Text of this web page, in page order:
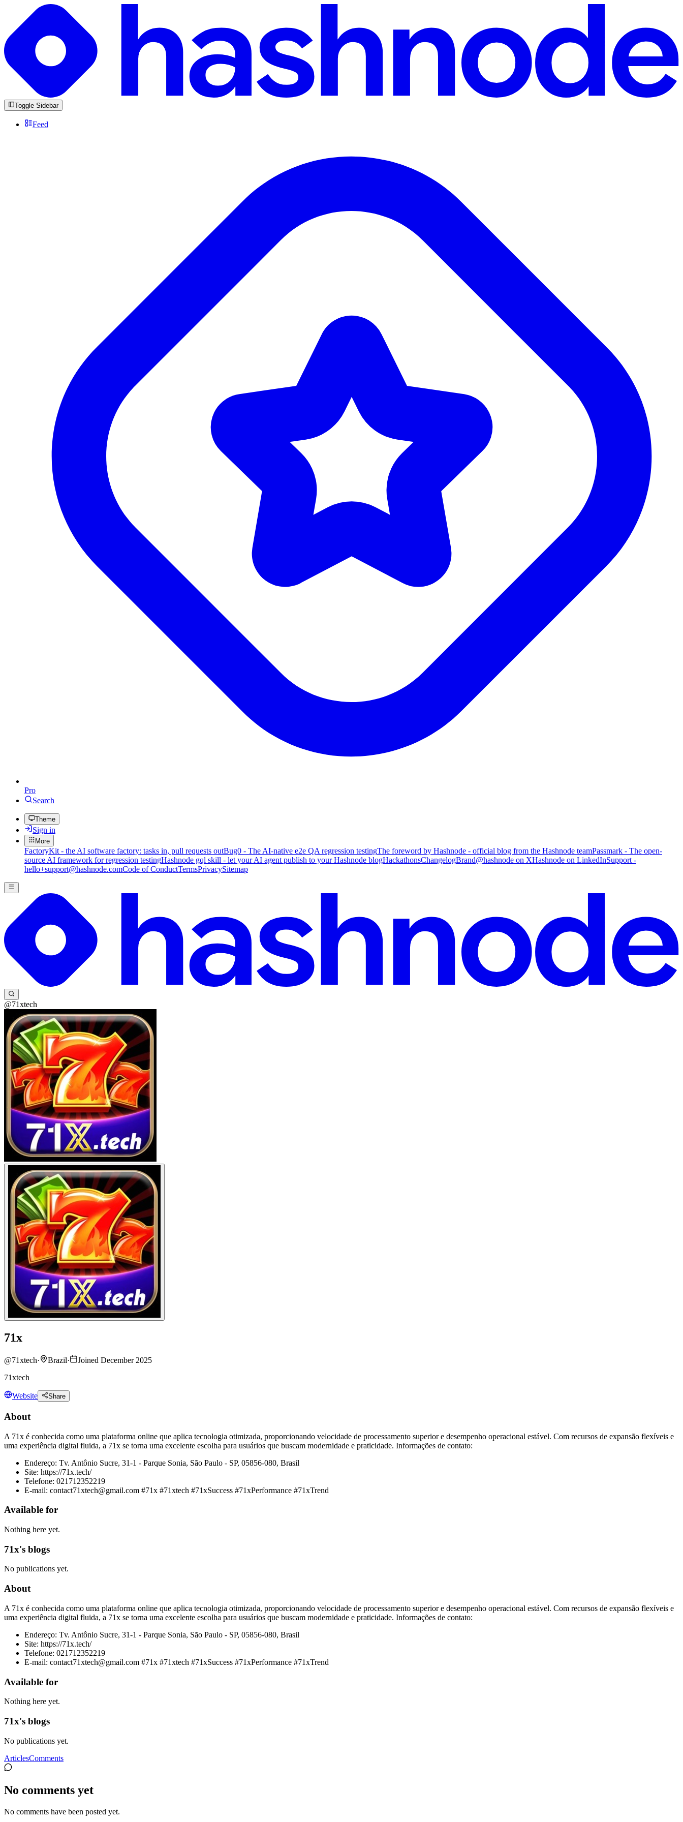
Toggle Sidebar
Feed
Pro
Search
Theme
Sign in
More
FactoryKit - the AI software factory: tasks in, pull requests outBug0 - The AI-native e2e QA regression testingThe foreword by Hashnode - official blog from the Hashnode teamPassmark - The open-
source AI framework for regression testingHashnode gql skill - let your AI agent publish to your Hashnode blogHackathonsChangelogBrand@hashnode on XHashnode on LinkedInSupport -
hello+support@hashnode.comCode of ConductTermsPrivacySitemap
@71xtech
71x
@71xtech· Brazil·
Joined December 2025
71xtech
Website Share
About
A 71x é conhecida como uma plataforma online que aplica tecnologia otimizada, proporcionando velocidade de processamento superior e desempenho operacional estável. Com recursos de expansão flexíveis e
uma experiência digital fluida, a 71x se torna uma excelente escolha para usuários que buscam modernidade e praticidade. Informações de contato:
Endereço: Tv. Antônio Sucre, 31-1 - Parque Sonia, São Paulo - SP, 05856-080, Brasil
Site: https://71x.tech/
Telefone: 021712352219
E-mail: contact71xtech@gmail.com #71x #71xtech #71xSuccess #71xPerformance #71xTrend
Available for
Nothing here yet.
71x's blogs
No publications yet.
About
A 71x é conhecida como uma plataforma online que aplica tecnologia otimizada, proporcionando velocidade de processamento superior e desempenho operacional estável. Com recursos de expansão flexíveis e
uma experiência digital fluida, a 71x se torna uma excelente escolha para usuários que buscam modernidade e praticidade. Informações de contato:
Endereço: Tv. Antônio Sucre, 31-1 - Parque Sonia, São Paulo - SP, 05856-080, Brasil
Site: https://71x.tech/
Telefone: 021712352219
E-mail: contact71xtech@gmail.com #71x #71xtech #71xSuccess #71xPerformance #71xTrend
Available for
Nothing here yet.
71x's blogs
No publications yet.
ArticlesComments
No comments yet
No comments have been posted yet.